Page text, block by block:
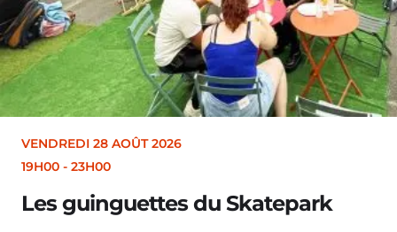
VENDREDI 28 AOÛT 2026
19H30
Merle [Un dernier soir d’été :